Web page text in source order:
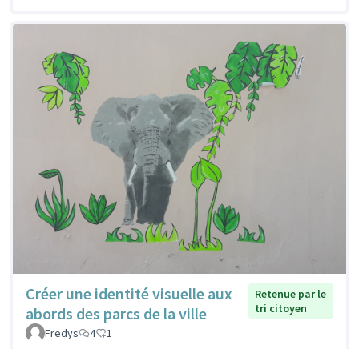
Créer une identité visuelle aux
abords des parcs de la ville
Retenue par le
tri citoyen
Fredys
4 1